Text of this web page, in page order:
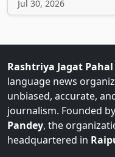
Jul 30, 2026
Rashtriya Jagat Pahal
language news
unbiased, accurate,
journalism. Founded
Pandey, the
headquartered in